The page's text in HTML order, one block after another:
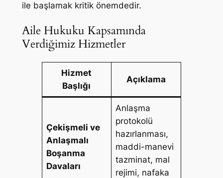
ile başlamak kritik önemdedir.
Aile Hukuku Kapsamında
Verdiğimiz Hizmetler
Hizmet
Başlığı
Açıklama
Çekişmeli ve
Anlaşmalı
Boşanma
Davaları
Anlaşma
protokolü
hazırlanması,
maddi-manevi
tazminat, mal
rejimi, nafaka